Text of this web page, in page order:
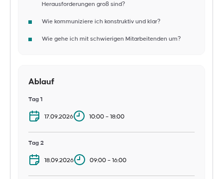
Herausforderungen groß sind?
Wie kommuniziere ich konstruktiv und klar?
Wie gehe ich mit schwierigen Mitarbeitenden um?
Ablauf
Tag 1
17.09.2026 10:00 – 18:00
Tag 2
18.09.2026 09:00 – 16:00